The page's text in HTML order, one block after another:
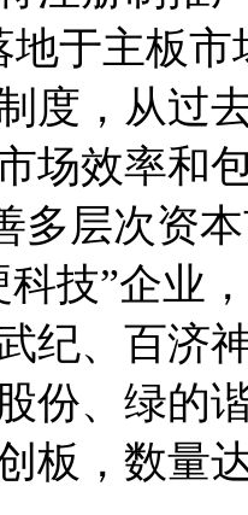
地于主板
度，从过
场效率和
多层次资
科技”企业
纪、百济
份、绿的
板，数量